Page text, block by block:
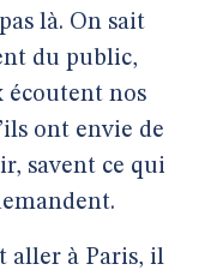
là. On sait
du public,
écoutent nos
ont envie de
savent ce qui
aller à Paris, il